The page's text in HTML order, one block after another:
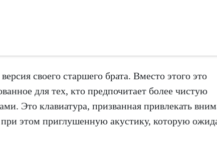
своего старшего брата. Вместо этого это
для тех, кто предпочитает более чистую
Это клавиатура, призванная привлекать
этом приглушенную акустику, которую